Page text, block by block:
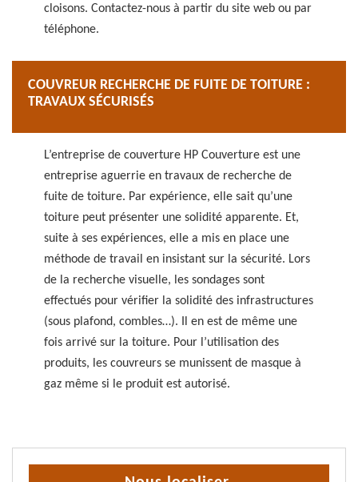
cloisons. Contactez-nous à partir du site web ou par
téléphone.
COUVREUR RECHERCHE DE FUITE DE TOITURE :
TRAVAUX SÉCURISÉS
L’entreprise de couverture HP Couverture est une
entreprise aguerrie en travaux de recherche de
fuite de toiture. Par expérience, elle sait qu’une
toiture peut présenter une solidité apparente. Et,
suite à ses expériences, elle a mis en place une
méthode de travail en insistant sur la sécurité. Lors
de la recherche visuelle, les sondages sont
effectués pour vérifier la solidité des infrastructures
(sous plafond, combles…). Il en est de même une
fois arrivé sur la toiture. Pour l’utilisation des
produits, les couvreurs se munissent de masque à
gaz même si le produit est autorisé.